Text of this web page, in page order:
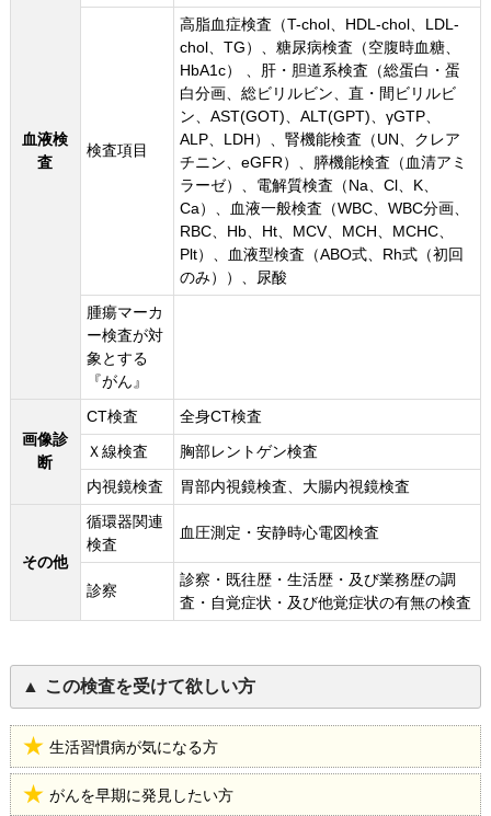
血液検
査
検査項目
高脂血症検査（T-chol、HDL-chol、LDL-
chol、TG）、糖尿病検査（空腹時血糖、
HbA1c） 、肝・胆道系検査（総蛋白・蛋
白分画、総ビリルビン、直・間ビリルビ
ン、AST(GOT)、ALT(GPT)、γGTP、
ALP、LDH）、腎機能検査（UN、クレア
チニン、eGFR）、膵機能検査（血清アミ
ラーゼ）、電解質検査（Na、Cl、K、
Ca）、血液一般検査（WBC、WBC分画、
RBC、Hb、Ht、MCV、MCH、MCHC、
Plt）、血液型検査（ABO式、Rh式（初回
のみ））、尿酸
腫瘍マーカ
ー検査が対
象とする
『がん』
画像診
断
CT検査
全身CT検査
Ｘ線検査
胸部レントゲン検査
内視鏡検査
胃部内視鏡検査、大腸内視鏡検査
その他
循環器関連
検査
血圧測定・安静時心電図検査
診察
診察・既往歴・生活歴・及び業務歴の調
査・自覚症状・及び他覚症状の有無の検査
この検査を受けて欲しい方
生活習慣病が気になる方
がんを早期に発見したい方